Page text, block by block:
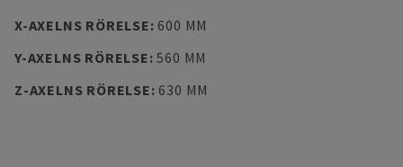
X-AXELNS RÖRELSE: 600 MM
Y-AXELNS RÖRELSE:560 MM
Z-AXELNS RÖRELSE: 630 MM